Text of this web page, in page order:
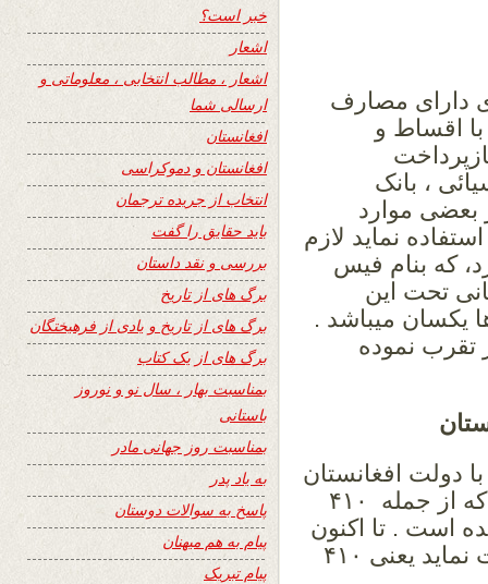
دارای مصارف
اقساط و
، بانک
بعضی موارد
نماید لازم
که بنام فیس
تحت این
یکسان میباشد .
نموده
با دولت افغانستان
بالغ بر ۴۳۷ ملیون دالر امریکاائی میگردد. که از جمله ۴۱۰
است . تا اکنون
دولت افغانستان نتوانسته است باز پرداخت نماید یعنی ۴۱۰
خبر است؟
اشعار
اشعار ، مطالب انتخابی ، معلوماتی و
ارسالی شما
افغانستان
افغانستان و دموکراسی
انتخاب از جریده ترجمان
باید حقایق را گفت
بررسی و نقد داستان
برگ های از تاریخ
برگ های از تاریخ و یادی از فرهیختگان
برگ های از یک کتاب
بمناسبت بهار ، سال نو و نوروز
باستانی
بمناسبت روز جهانی مادر
به یاد پدر
پاسخ به سوالات دوستان
پیام به هم میهنان
پیام تبریک